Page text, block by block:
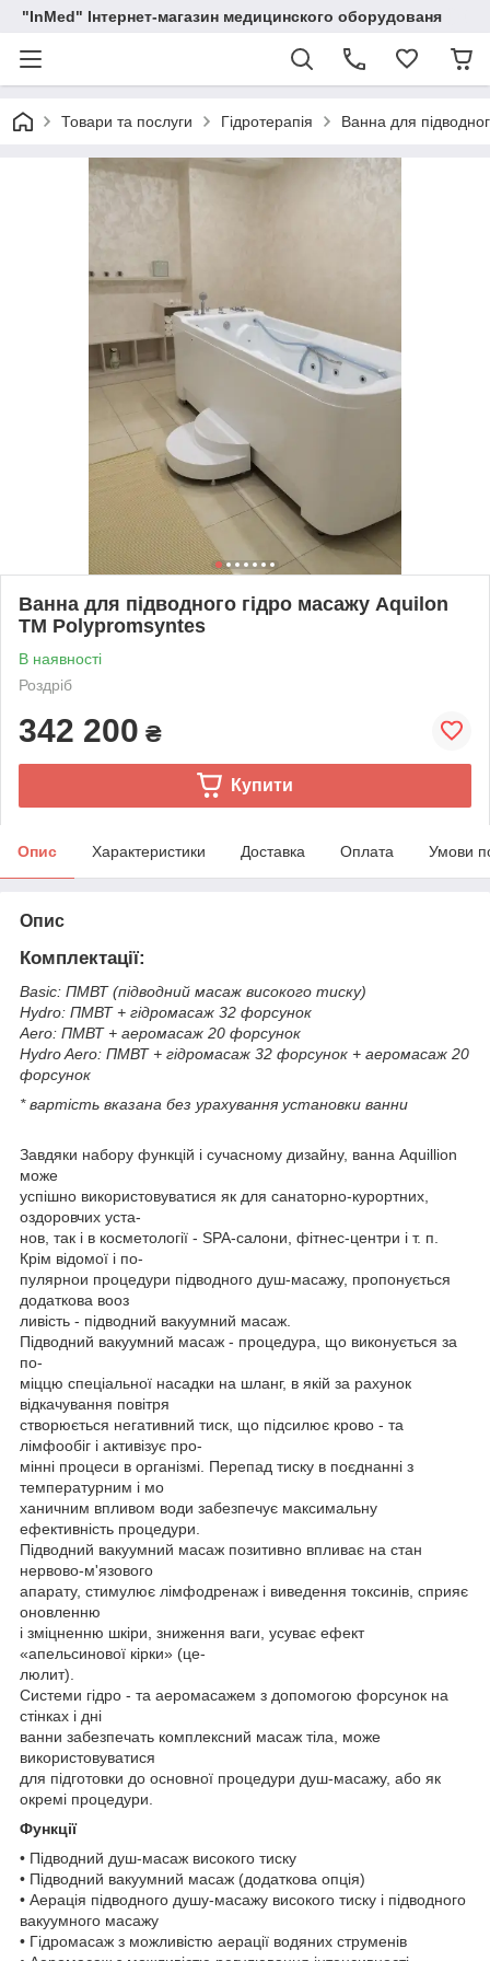
"InMed" Інтернет-магазин медицинского оборудованя
Товари та послуги Гідротерапія Ванна для
Ванна для підводного гідро масажу Aquilon
TM Polypromsyntes
В наявності
Роздріб
342 200 ₴
Купити
Опис Характеристики Доставка Оплата Умови
Опис
Комплектації:
Basic: ПМВТ (підводний масаж високого тиску)
Hydro: ПМВТ + гідромасаж 32 форсунок
Aero: ПМВТ + аеромасаж 20 форсунок
Hydro Aero: ПМВТ + гідромасаж 32 форсунок + аеромасаж 20
форсунок
* вартість вказана без урахування установки ванни
Завдяки набору функцій і сучасному дизайну, ванна Aquillion
може
успішно використовуватися як для санаторно-курортних,
оздоровчих уста-
нов, так і в косметології - SPA-салони, фітнес-центри і т. п.
Крім відомої і по-
пулярнои процедури підводного душ-масажу, пропонується
додаткова вооз
ливість - підводний вакуумний масаж.
Підводний вакуумний масаж - процедура, що виконується за
по-
міццю спеціальної насадки на шланг, в якій за рахунок
відкачування повітря
створюється негативний тиск, що підсилює крово - та
лімфообіг і активізує про-
мінні процеси в організмі. Перепад тиску в поєднанні з
температурним і мо
ханичним впливом води забезпечує максимальну
ефективність процедури.
Підводний вакуумний масаж позитивно впливає на стан
нервово-м'язового
апарату, стимулює лімфодренаж і виведення токсинів, сприяє
оновленню
і зміцненню шкіри, зниження ваги, усуває ефект
«апельсинової кірки» (це-
люлит).
Системи гідро - та аеромасажем з допомогою форсунок на
стінках і дні
ванни забезпечать комплексний масаж тіла, може
використовуватися
для підготовки до основної процедури душ-масажу, або як
окремі процедури.
Функції
• Підводний душ-масаж високого тиску
• Підводний вакуумний масаж (додаткова опція)
• Аерація підводного душу-масажу високого тиску і підводного
вакуумного масажу
• Гідромасаж з можливістю аерації водяних струменів